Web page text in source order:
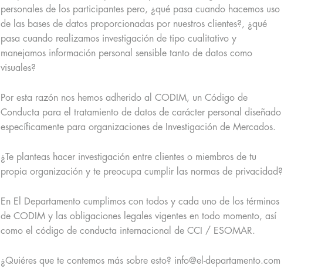
personales de los participantes pero, ¿qué pasa cuando hacemos uso
de las bases de datos proporcionadas por nuestros clientes?, ¿qué
pasa cuando realizamos investigación de tipo cualitativo y
manejamos información personal sensible tanto de datos como
visuales?
Por esta razón nos hemos adherido al CODIM, un Código de
Conducta para el tratamiento de datos de carácter personal diseñado
específicamente para organizaciones de Investigación de Mercados.
¿Te planteas hacer investigación entre clientes o miembros de tu
propia organización y te preocupa cumplir las normas de privacidad?
En El Departamento cumplimos con todos y cada uno de los términos
de CODIM y las obligaciones legales vigentes en todo momento, así
como el código de conducta internacional de CCI / ESOMAR.
¿Quiéres que te contemos más sobre esto? info@el-departamento.com